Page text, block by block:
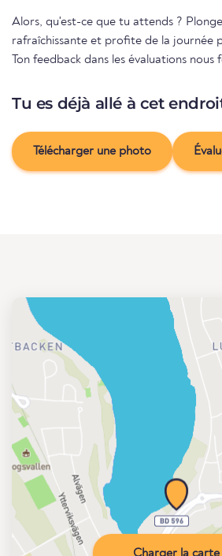
Alors, qu'est-ce que tu attends ?
rafraîchissante et profite de la journée
Ton feedback dans les évaluations nous
Tu es déjà allé à cet
Télécharger une photo